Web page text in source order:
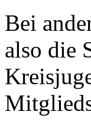
Bei
also die